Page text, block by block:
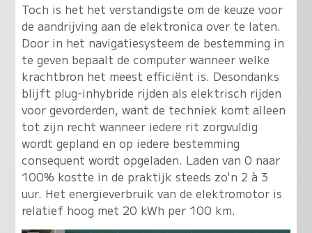
Toch is het het verstandigste om de keuze voor
de aandrijving aan de elektronica over te laten.
Door in het navigatiesysteem de bestemming in
te geven bepaalt de computer wanneer welke
krachtbron het meest efficiënt is. Desondanks
blijft plug-inhybride rijden als elektrisch rijden
voor gevorderden, want de techniek komt alleen
tot zijn recht wanneer iedere rit zorgvuldig
wordt gepland en op iedere bestemming
consequent wordt opgeladen. Laden van 0 naar
100% kostte in de praktijk steeds zo'n 2 à 3
uur. Het energieverbruik van de elektromotor is
relatief hoog met 20 kWh per 100 km.